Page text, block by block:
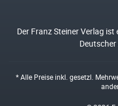
Der Franz Steiner Verlag
* Alle Preise inkl. gesetzl.